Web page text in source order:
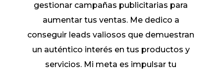
gestionar campañas publicitarias para
aumentar tus ventas. Me dedico a
conseguir leads valiosos que demuestran
un auténtico interés en tus productos y
servicios. Mi meta es impulsar tu